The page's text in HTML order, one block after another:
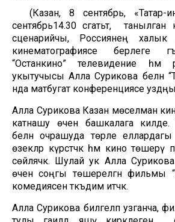
(Казан, 8 сентябрь, «Татар-
сентябрь14.30 сәгатьтә,
сценарийчы, Россиянең халык
кинематографиясе берлеге
“Останкино” телевидение һәм
укытучысы Алла Сурикова белән
нда матбугат конференциясе
Алла Сурикова Казан мөселман
катнашу өчен башкалага
белән очрашуда төрле еллардагы
өзекләр күрсәтәчәк һәм кино
сөйләячәк. Шулай ук Алла
өчен соңгы төшерелгән фильмы
комедиясен тәкъдим итәчәк.
Алла Сурикова билгеләп узганча,